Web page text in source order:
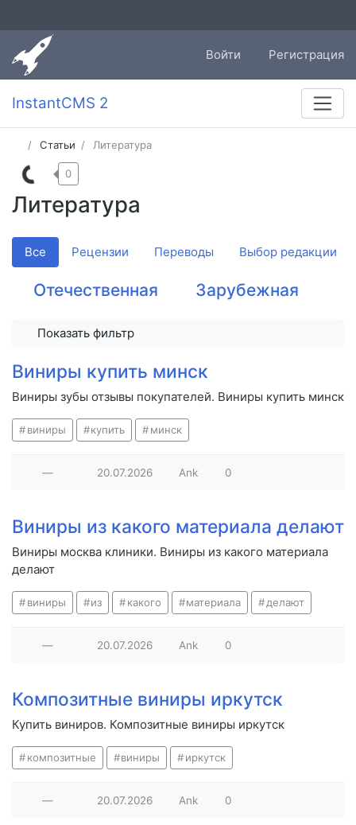
Войти Регистрация
InstantCMS 2
Статьи Литература
Литература
0
Все Рецензии Переводы Выбор редакции
Отечественная Зарубежная
Показать фильтр
Виниры купить минск
Виниры зубы отзывы покупателей. Виниры купить минск
виниры купить минск
— 20.07.2026 Ank 0
Виниры из какого материала делают
Виниры москва клиники. Виниры из какого материала
делают
виниры из какого материала делают
— 20.07.2026 Ank 0
Композитные виниры иркутск
Купить виниров. Композитные виниры иркутск
композитные виниры иркутск
— 20.07.2026 Ank 0